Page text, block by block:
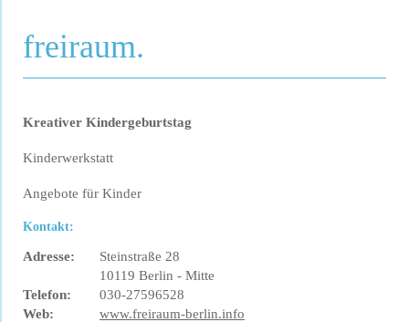
freiraum.
Kreativer Kindergeburtstag
Kinderwerkstatt
Angebote für Kinder
Kontakt:
Adresse:
Steinstraße 28
10119 Berlin - Mitte
Telefon:
030-27596528
Web:
www.freiraum-berlin.info